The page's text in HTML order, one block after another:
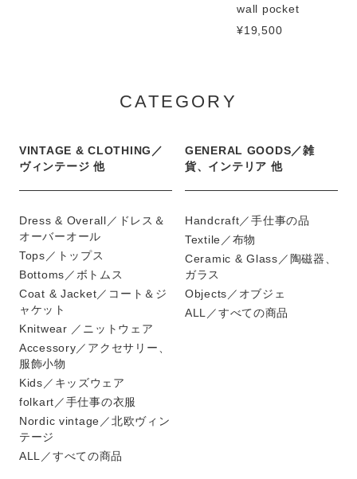
wall pocket
¥19,500
CATEGORY
VINTAGE & CLOTHING／
ヴィンテージ 他
Dress & Overall／ドレス＆
オーバーオール
Tops／トップス
Bottoms／ボトムス
Coat & Jacket／コート＆ジ
ャケット
Knitwear ／ニットウェア
Accessory／アクセサリー、
服飾小物
Kids／キッズウェア
folkart／手仕事の衣服
Nordic vintage／北欧ヴィン
テージ
ALL／すべての商品
GENERAL GOODS／雑
貨、インテリア 他
Handcraft／手仕事の品
Textile／布物
Ceramic & Glass／陶磁器、
ガラス
Objects／オブジェ
ALL／すべての商品